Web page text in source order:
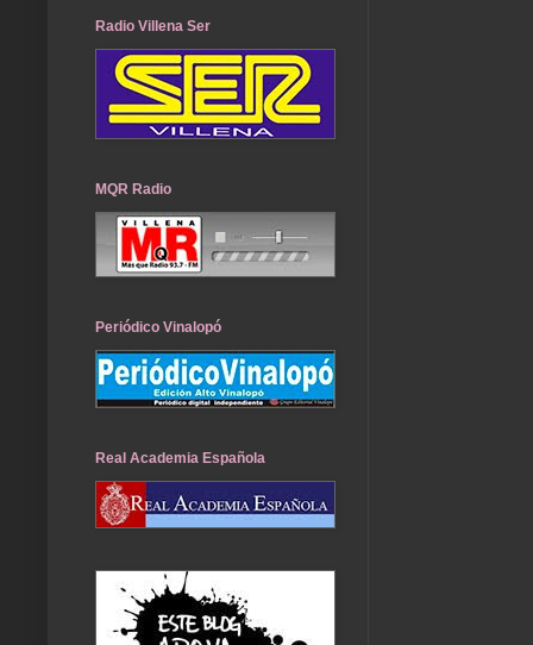
Radio Villena Ser
MQR Radio
Periódico Vinalopó
Real Academia Española